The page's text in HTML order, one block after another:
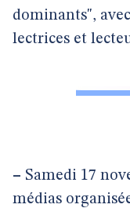
dominants",
lectrices et
– Samedi 17
médias